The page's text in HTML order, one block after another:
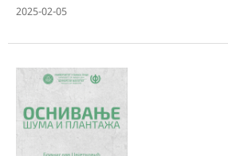
2025-02-05